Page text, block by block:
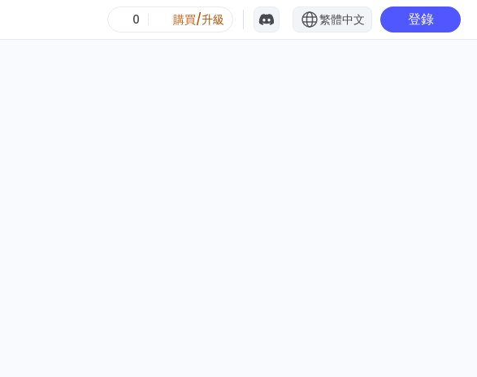
0 購買/升級 繁體中文 登錄